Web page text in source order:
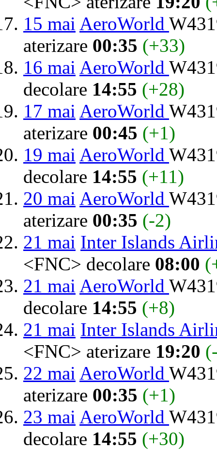
15 mai AeroWorld
aterizare 00:35 (+33)
16 mai AeroWorld
decolare 14:55 (+28)
17 mai AeroWorld
aterizare 00:45 (+1)
19 mai AeroWorld
decolare 14:55 (+11)
20 mai AeroWorld
aterizare 00:35 (-2)
21 mai Inter Islands
<FNC> decolare 08:00
21 mai AeroWorld
decolare 14:55 (+8)
21 mai Inter Islands
<FNC> aterizare 19:20
22 mai AeroWorld
aterizare 00:35 (+1)
23 mai AeroWorld
decolare 14:55 (+30)